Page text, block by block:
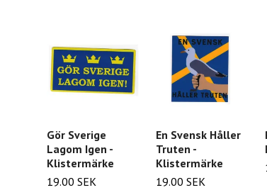
Gör Sverige
Lagom Igen -
Klistermärke
19.00 SEK
En Svensk Håller
Truten -
Klistermärke
19.00 SEK